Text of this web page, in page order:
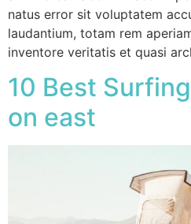
natus error sit voluptatem
laudantium, totam rem
inventore veritatis et quasi
10 Best
on east